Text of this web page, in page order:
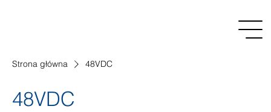
Strona główna 48VDC
48VDC